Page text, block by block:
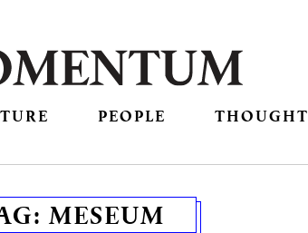
PEOPLE THOUGHT
MESEUM